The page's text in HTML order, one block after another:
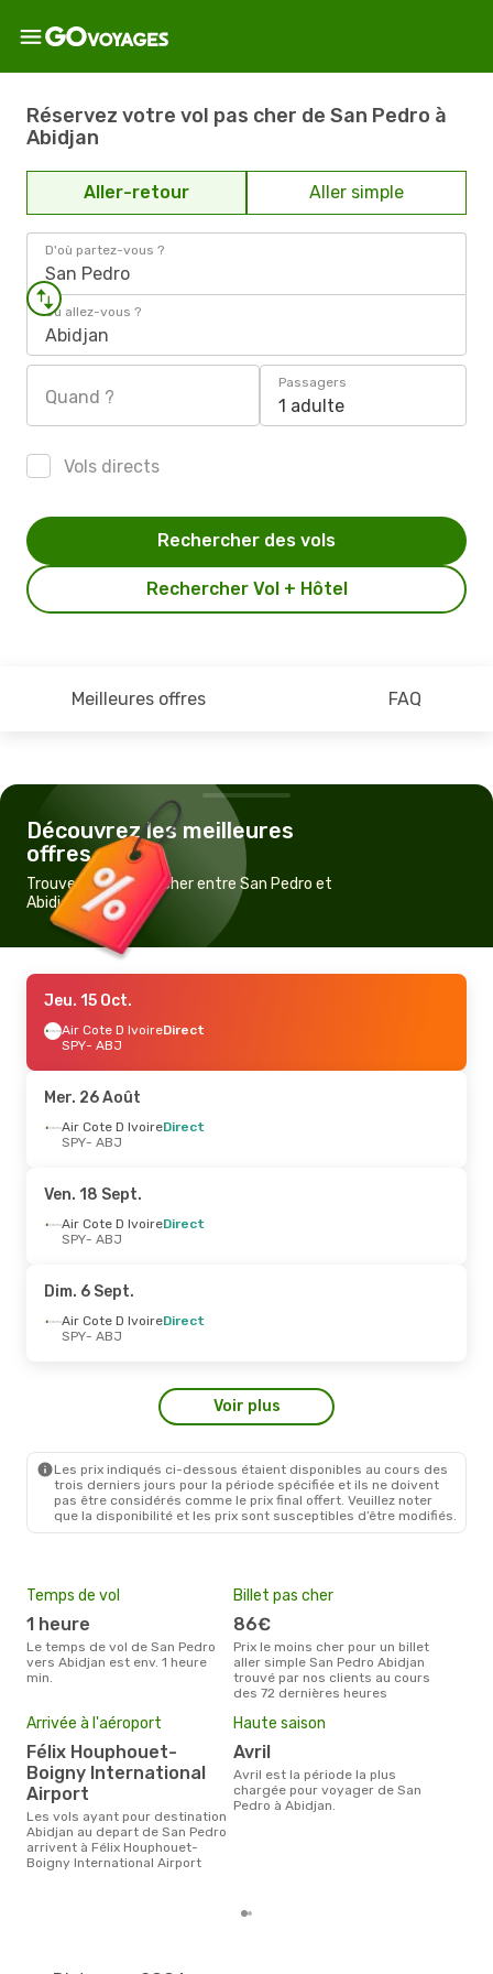
Réservez votre vol pas cher de San Pedro à
Abidjan
Aller-retour Aller simple
D'où partez-vous ?
San Pedro
Où allez-vous ?
Abidjan
Quand ?
Passagers
1 adulte
Vols directs
Rechercher Vol + Hôtel
Rechercher des vols
Meilleures offres FAQ
Découvrez les meilleures
offres
Trouvez un vol pas cher entre San Pedro et
Abidjan
Jeu. 15 Oct.
Air Cote D IvoireDirect
SPY- ABJ
Mer. 26 Août
Air Cote D IvoireDirect
SPY- ABJ
Ven. 18 Sept.
Air Cote D IvoireDirect
SPY- ABJ
Dim. 6 Sept.
Air Cote D IvoireDirect
SPY- ABJ
Voir plus
Les prix indiqués ci-dessous étaient disponibles au cours des
trois derniers jours pour la période spécifiée et ils ne doivent
pas être considérés comme le prix final offert. Veuillez noter
que la disponibilité et les prix sont susceptibles d’être modifiés.
Temps de vol
1 heure
Le temps de vol de San Pedro
vers Abidjan est env. 1 heure
min.
Billet pas cher
86€
Prix le moins cher pour un billet
aller simple San Pedro Abidjan
trouvé par nos clients au cours
des 72 dernières heures
Arrivée à l'aéroport
Félix Houphouet-
Boigny International
Airport
Les vols ayant pour destination
Abidjan au depart de San Pedro
arrivent à Félix Houphouet-
Boigny International Airport
Haute saison
avril
avril est la période la plus
chargée pour voyager de San
Pedro à Abidjan.